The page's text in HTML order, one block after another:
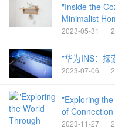
"Inside the
Minimalist
2023-05-31
"华为INS：探
2023-07-06
"Exploring
of
2023-11-27